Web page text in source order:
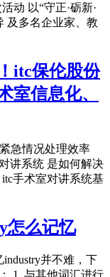
动 以“守正·砺新·
及多名企业家、教
itc保伦股份
室信息化、
急情况处理效率
讲系统 是如何解决
手术室对讲系统基
怎么记忆
并不难，下
1. 与其他词汇进行